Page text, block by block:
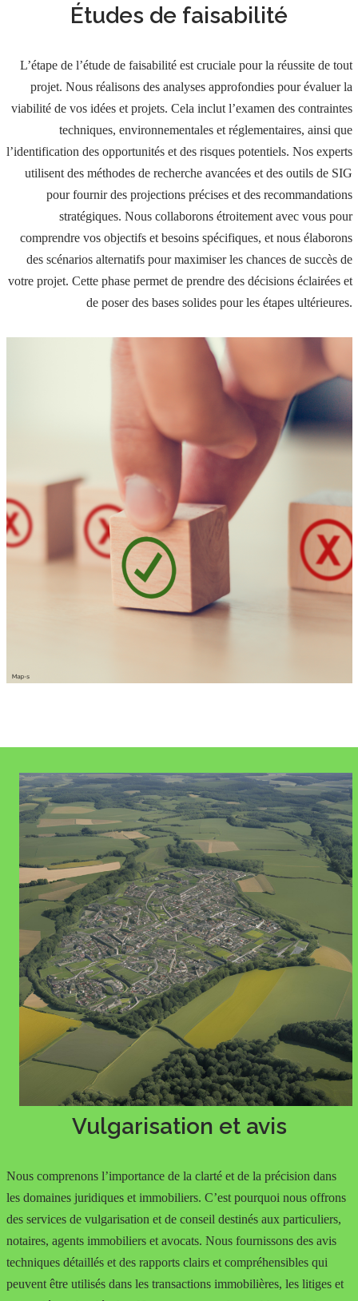
Études de faisabilité
L’étape de l’étude de faisabilité est cruciale pour la réussite de tout
projet. Nous réalisons des analyses approfondies pour évaluer la
viabilité de vos idées et projets. Cela inclut l’examen des contraintes
techniques, environnementales et réglementaires, ainsi que
l’identification des opportunités et des risques potentiels. Nos experts
utilisent des méthodes de recherche avancées et des outils de SIG
pour fournir des projections précises et des recommandations
stratégiques. Nous collaborons étroitement avec vous pour
comprendre vos objectifs et besoins spécifiques, et nous élaborons
des scénarios alternatifs pour maximiser les chances de succès de
votre projet. Cette phase permet de prendre des décisions éclairées et
de poser des bases solides pour les étapes ultérieures.
Vulgarisation et avis
Nous comprenons l’importance de la clarté et de la précision dans
les domaines juridiques et immobiliers. C’est pourquoi nous offrons
des services de vulgarisation et de conseil destinés aux particuliers,
notaires, agents immobiliers et avocats. Nous fournissons des avis
techniques détaillés et des rapports clairs et compréhensibles qui
peuvent être utilisés dans les transactions immobilières, les litiges et